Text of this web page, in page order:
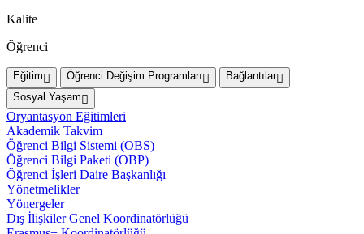
Kalite
Öğrenci
Eğitim Öğrenci Değişim Programları
Bağlantılar
Sosyal Yaşam
Oryantasyon Eğitimleri
Akademik Takvim
Öğrenci Bilgi Sistemi (OBS)
Öğrenci Bilgi Paketi (OBP)
Öğrenci İşleri Daire Başkanlığı
Yönetmelikler
Yönergeler
Dış İlişkiler Genel Koordinatörlüğü